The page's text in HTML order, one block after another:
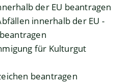
der EU beantragen
innerhalb der EU -
für Kulturgut
beantragen